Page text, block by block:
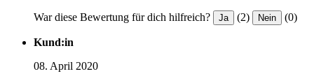
War diese Bewertung für dich hilfreich? Ja (2) Nein (0)
Kund:in
08. April 2020